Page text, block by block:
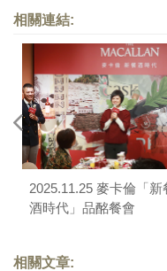
相關連結:
2025.11.25 麥卡倫「新
酒時代」品酩餐會
相關文章: